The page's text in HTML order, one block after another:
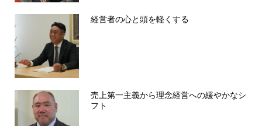
経営者の心と頭を軽くする
売上第一主義から理念経営への緩やかなシ
フト